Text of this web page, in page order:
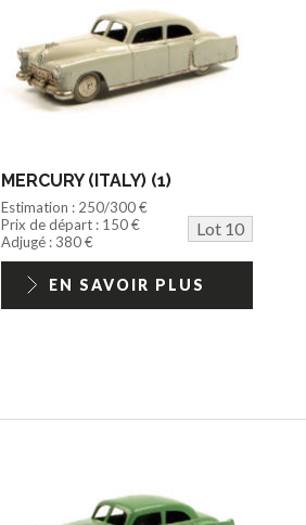
MERCURY (ITALY) (1)
Estimation : 250/300 €
Prix de départ : 150 €
Lot 10
Adjugé : 380 €
EN SAVOIR PLUS